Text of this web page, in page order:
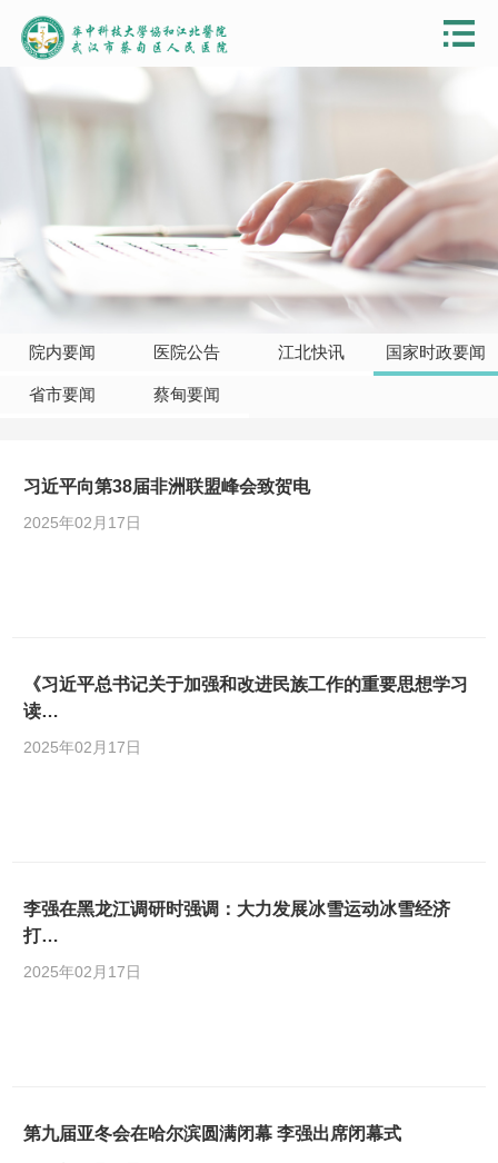
院内要闻 医院公告 江北快讯 国家时政要闻
省市要闻 蔡甸要闻
习近平向第38届非洲联盟峰会致贺电
2025年02月17日
《习近平总书记关于加强和改进民族工作的重要思想学习
读…
2025年02月17日
李强在黑龙江调研时强调：大力发展冰雪运动冰雪经济
打…
2025年02月17日
第九届亚冬会在哈尔滨圆满闭幕 李强出席闭幕式